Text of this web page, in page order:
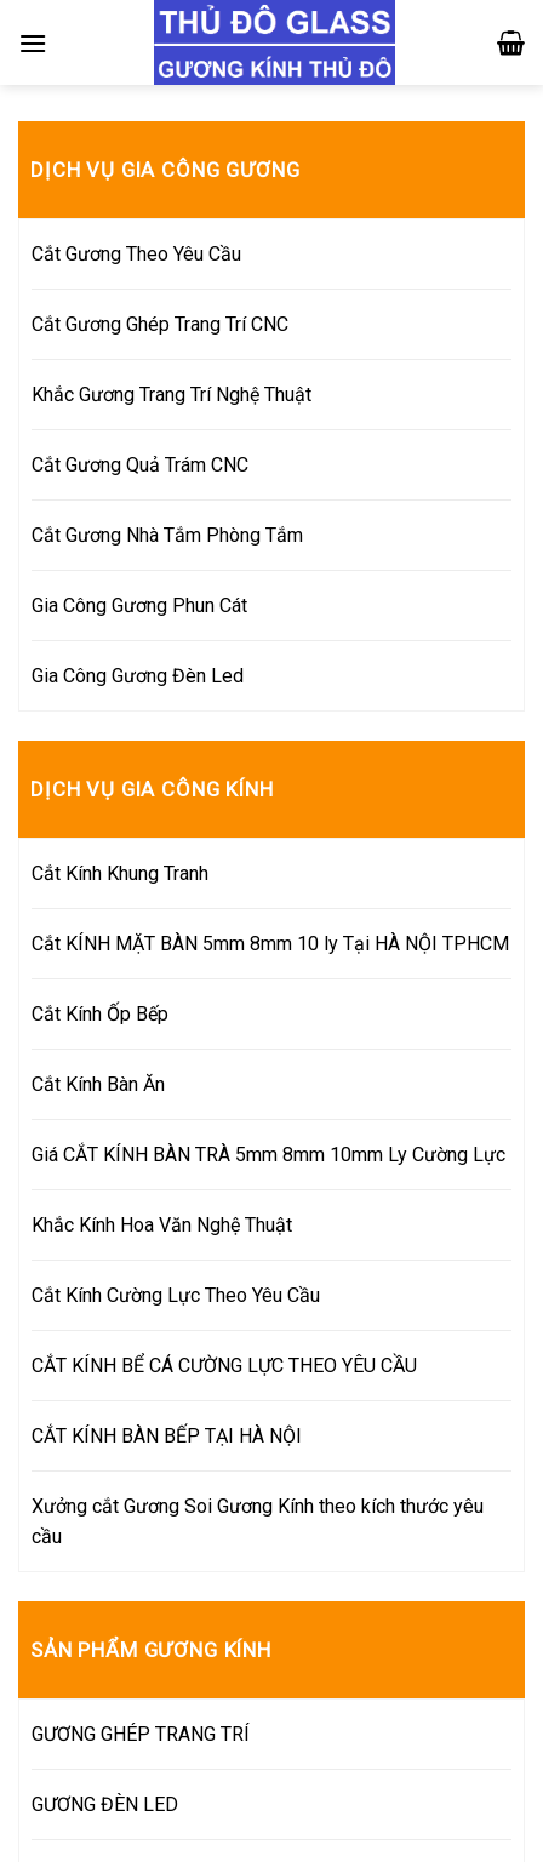
DỊCH VỤ GIA CÔNG GƯƠNG
Cắt Gương Theo Yêu Cầu
Cắt Gương Ghép Trang Trí CNC
Khắc Gương Trang Trí Nghệ Thuật
Cắt Gương Quả Trám CNC
Cắt Gương Nhà Tắm Phòng Tắm
Gia Công Gương Phun Cát
Gia Công Gương Đèn Led
DỊCH VỤ GIA CÔNG KÍNH
Cắt Kính Khung Tranh
Cắt KÍNH MẶT BÀN 5mm 8mm 10 ly Tại HÀ NỘI TPHCM
Cắt Kính Ốp Bếp
Cắt Kính Bàn Ăn
Giá CẮT KÍNH BÀN TRÀ 5mm 8mm 10mm Ly Cường Lực
Khắc Kính Hoa Văn Nghệ Thuật
Cắt Kính Cường Lực Theo Yêu Cầu
CẮT KÍNH BỂ CÁ CƯỜNG LỰC THEO YÊU CẦU
CẮT KÍNH BÀN BẾP TẠI HÀ NỘI
Xưởng cắt Gương Soi Gương Kính theo kích thước yêu
cầu
SẢN PHẨM GƯƠNG KÍNH
GƯƠNG GHÉP TRANG TRÍ
GƯƠNG ĐÈN LED